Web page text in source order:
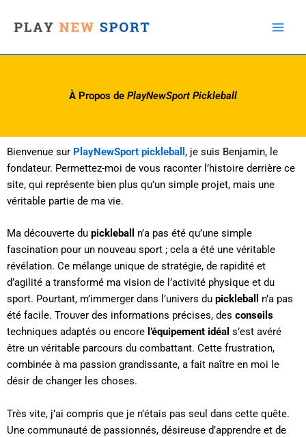
À Propos de PlayNewSport Pickleball
Bienvenue sur PlayNewSport pickleball , je suis Benjamin, le
fondateur. Permettez-moi de vous raconter l’histoire derrière ce
site, qui représente bien plus qu’un simple projet, mais une
véritable partie de ma vie.
Ma découverte du pickleball
n’a pas été qu’une simple
fascination pour un nouveau sport ; cela a été une véritable
révélation. Ce mélange unique de stratégie, de rapidité et
d’agilité a transformé ma vision de l’activité physique et du
sport. Pourtant, m’immerger dans l’univers du pickleball
n’a pas
été facile. Trouver des informations précises, des conseils
techniques adaptés ou encore l’équipement idéal s’est avéré
être un véritable parcours du combattant. Cette frustration,
combinée à ma passion grandissante, a fait naître en moi le
désir de changer les choses.
Très vite, j’ai compris que je n’étais pas seul dans cette quête.
Une communauté de passionnés, désireuse d’apprendre et de